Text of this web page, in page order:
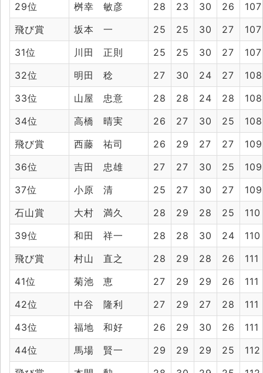
29位
桝幸 敏彦 28 23 30 26
107
飛び賞
坂本 一 25 25 30 27
107
31位
川田 正則 25 25 30 27
107
32位
明田 稔 27 30 24 27
108
33位
山屋 忠意 28 28 24 28
108
34位
高橋 晴実 26 27 30 25
108
飛び賞
西藤 祐司 26 29 27 27
109
36位
吉田 忠雄 27 27 30 25
109
37位
小原 清 25 27 30 27
109
石山賞
大村 満久 28 29 28 25
110
39位
和田 祥一 28 28 30 24
110
飛び賞
村山 直之 28 29 28 26
111
41位
菊池 恵 27 29 29 26
111
42位
中谷 隆利 27 29 27 28
111
43位
福地 和好 26 29 30 26
111
44位
馬場 賢一 29 29 29 25
112